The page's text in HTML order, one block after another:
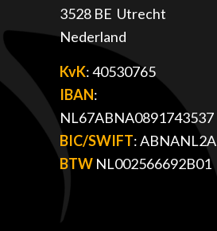
3528 BE Utrecht
Nederland
KvK: 40530765
IBAN:
NL67ABNA0891743537
BIC/SWIFT: ABNANL2A
BTW NL002566692B01